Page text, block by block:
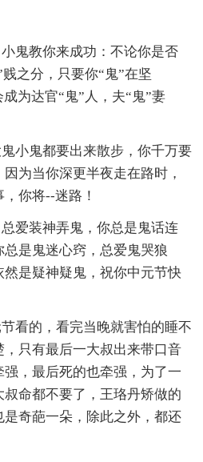
教你来成功：不论你是否
之分，只要你“鬼”在坚
为达官“鬼”人，夫“鬼”妻
鬼都要出来散步，你千万要
为当你深更半夜走在路时，
你将--迷路！
装神弄鬼，你总是鬼话连
是鬼迷心窍，总爱鬼哭狼
是疑神疑鬼，祝你中元节快
的，看完当晚就害怕的睡不
只有最后一大叔出来带口音
，最后死的也牵强，为了一
命都不要了，王珞丹矫做的
奇葩一朵，除此之外，都还